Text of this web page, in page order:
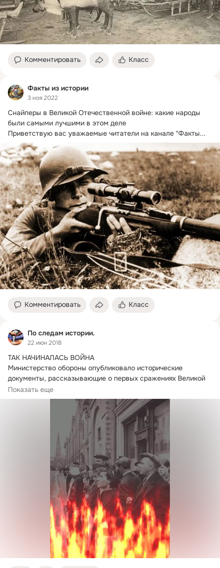
Комментировать Класс
Факты из истории
3 ноя 2022
Снайперы в Великой Отечественной войне: какие народы
были самыми лучшими в этом деле
Приветствую вас уважаемые читатели на канале "Факты...
Комментировать Класс
По следам истории.
22 июн 2018
ТАК НАЧИНАЛАСЬ ВОЙНА
Министерство обороны опубликовало исторические
документы, рассказывающие о первых сражениях Великой
Отечественной войны.
Показать еще